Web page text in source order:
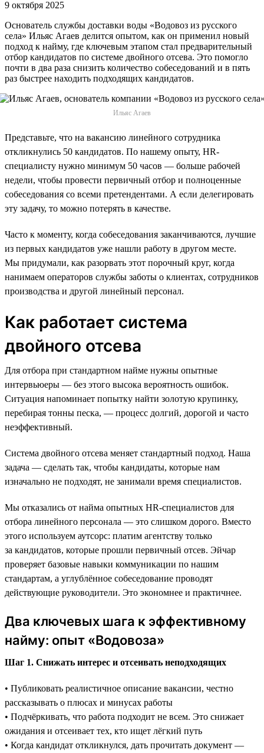
9 октября 2025
Основатель службы доставки воды «Водовоз из русского
села» Ильяс Агаев делится опытом, как он применил новый
подход к найму, где ключевым этапом стал предварительный
отбор кандидатов по системе двойного отсева. Это помогло
почти в два раза снизить количество собеседований и в пять
раз быстрее находить подходящих кандидатов.
Ильяс Агаев
Представьте, что на вакансию линейного сотрудника
откликнулись 50 кандидатов. По нашему опыту, HR-
специалисту нужно минимум 50 часов — больше рабочей
недели, чтобы провести первичный отбор и полноценные
собеседования со всеми претендентами. А если делегировать
эту задачу, то можно потерять в качестве.
Часто к моменту, когда собеседования заканчиваются, лучшие
из первых кандидатов уже нашли работу в другом месте.
Мы придумали, как разорвать этот порочный круг, когда
нанимаем операторов службы заботы о клиентах, сотрудников
производства и другой линейный персонал.
Как работает система
двойного отсева
Для отбора при стандартном найме нужны опытные
интервьюеры — без этого высока вероятность ошибок.
Ситуация напоминает попытку найти золотую крупинку,
перебирая тонны песка, — процесс долгий, дорогой и часто
неэффективный.
Система двойного отсева меняет стандартный подход. Наша
задача — сделать так, чтобы кандидаты, которые нам
изначально не подходят, не занимали время специалистов.
Мы отказались от найма опытных HR-специалистов для
отбора линейного персонала — это слишком дорого. Вместо
этого используем аутсорс: платим агентству только
за кандидатов, которые прошли первичный отсев. Эйчар
проверяет базовые навыки коммуникации по нашим
стандартам, а углублённое собеседование проводят
действующие руководители. Это экономнее и практичнее.
Два ключевых шага к эффективному
найму: опыт «Водовоза»
Шаг 1. Снижать интерес и отсеивать неподходящих
• Публиковать реалистичное описание вакансии, честно
рассказывать о плюсах и минусах работы
• Подчёркивать, что работа подходит не всем. Это снижает
ожидания и отсеивает тех, кто ищет лёгкий путь
• Когда кандидат откликнулся, дать прочитать документ —